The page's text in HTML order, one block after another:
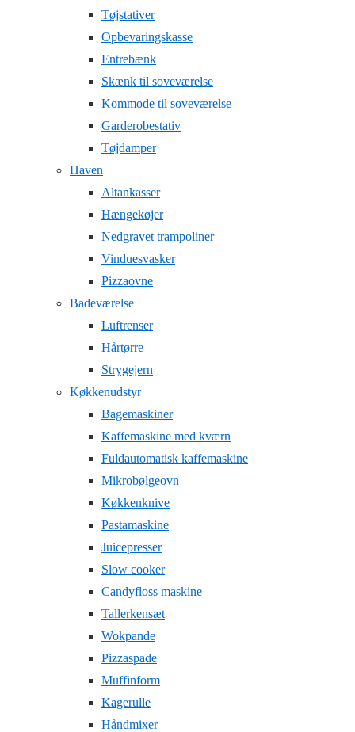
Tøjstativer
Opbevaringskasse
Entrebænk
Skænk til soveværelse
Kommode til soveværelse
Garderobestativ
Tøjdamper
Haven
Altankasser
Hængekøjer
Nedgravet trampoliner
Vinduesvasker
Pizzaovne
Badeværelse
Luftrenser
Hårtørre
Strygejern
Køkkenudstyr
Bagemaskiner
Kaffemaskine med kværn
Fuldautomatisk kaffemaskine
Mikrobølgeovn
Køkkenknive
Pastamaskine
Juicepresser
Slow cooker
Candyfloss maskine
Tallerkensæt
Wokpande
Pizzaspade
Muffinform
Kagerulle
Håndmixer